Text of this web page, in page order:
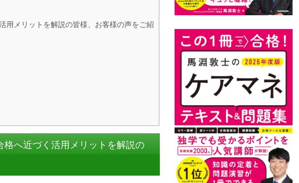
用メリットを解説の皆様、お客様の声をご紹
格へ近づく活用メリットを解説の